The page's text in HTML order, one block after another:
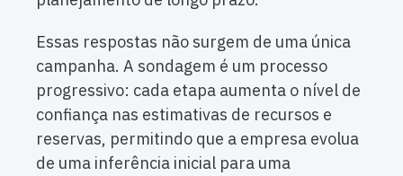
Essas respostas não surgem de uma única
campanha. A sondagem é um processo
progressivo: cada etapa aumenta o nível de
confiança nas estimativas de recursos e
reservas, permitindo que a empresa evolua
de uma inferência inicial para uma